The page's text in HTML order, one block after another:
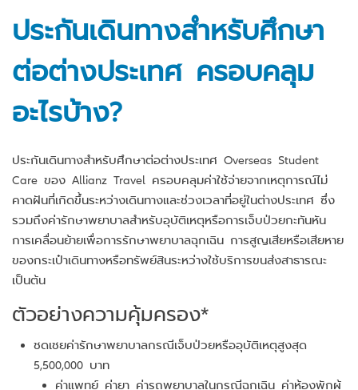
ประกันเดินทางสำหรับศึกษา
ต่อต่างประเทศ ครอบคลุม
อะไรบ้าง?
ประกันเดินทางสำหรับศึกษาต่อต่างประเทศ Overseas Student
Care ของ Allianz Travel ครอบคลุมค่าใช้จ่ายจากเหตุการณ์ไม่
คาดฝันที่เกิดขึ้นระหว่างเดินทางและช่วงเวลาที่อยู่ในต่างประเทศ ซึ่ง
รวมถึงค่ารักษาพยาบาลสำหรับอุบัติเหตุหรือการเจ็บป่วยกะทันหัน
การเคลื่อนย้ายเพื่อการรักษาพยาบาลฉุกเฉิน การสูญเสียหรือเสียหาย
ของกระเป๋าเดินทางหรือทรัพย์สินระหว่างใช้บริการขนส่งสาธารณะ
เป็นต้น
ตัวอย่างความคุ้มครอง*
ชดเชยค่ารักษาพยาบาลกรณีเจ็บป่วยหรืออุบัติเหตุสูงสุด
5,500,000 บาท
ค่าแพทย์ ค่ายา ค่ารถพยาบาลในกรณีฉุกเฉิน ค่าห้องพักผู้